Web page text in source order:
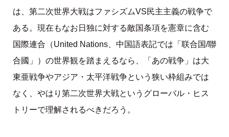
は、第二次世界大戦はファシズムVS民主主義の戦争で
ある。現在もなお日独に対する敵国条項を憲章に含む
国際連合（United Nations、中国語表記では「联合国/聯
合國」）の世界観を踏まえるなら、「あの戦争」は大
東亜戦争やアジア・太平洋戦争という狭い枠組みでは
なく、やはり第二次世界大戦というグローバル・ヒス
トリーで理解されるべきだろう。